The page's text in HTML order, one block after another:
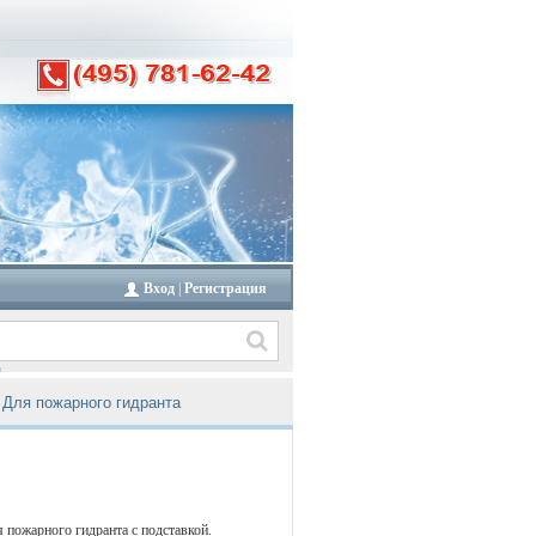
Вход Регистрация
Для пожарного гидранта
гидранта с подставкой.